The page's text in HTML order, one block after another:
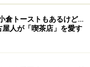
倉トーストもあるけど…
人が「喫茶店」を愛す